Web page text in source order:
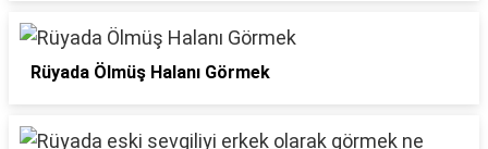
Rüyada Ölmüş Halanı Görmek